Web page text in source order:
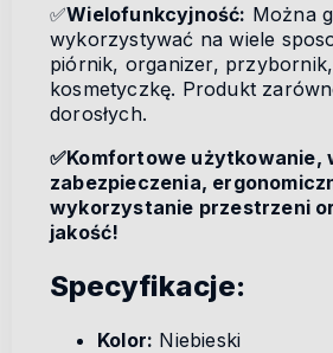
✅Wielofunkcyjność: Można
wykorzystywać na wiele
piórnik, organizer,
kosmetyczkę. Produkt
dorosłych.
✅Komfortowe użytkowanie,
zabezpieczenia,
wykorzystanie przestrzeni
jakość!
Specyfikacje:
Kolor: Niebieski